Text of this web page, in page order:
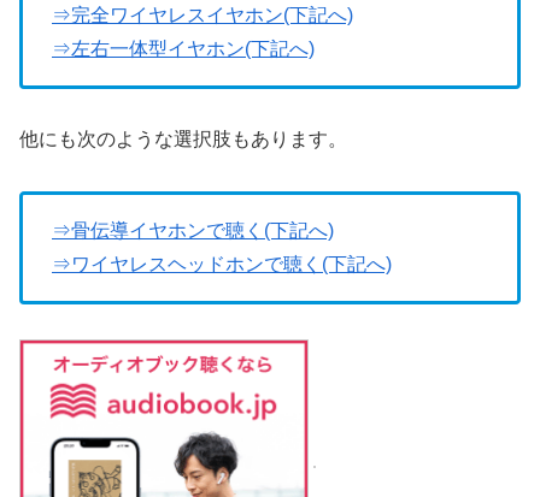
⇒完全ワイヤレスイヤホン(下記へ)
⇒左右一体型イヤホン(下記へ)
他にも次のような選択肢もあります。
⇒骨伝導イヤホンで聴く(下記へ)
⇒ワイヤレスヘッドホンで聴く(下記へ)